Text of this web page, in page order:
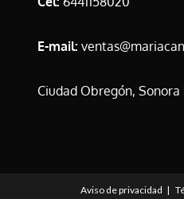
E-mail:
Ciudad Obregón,
Aviso de privacidad